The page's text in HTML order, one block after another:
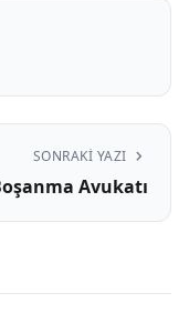
SONRAKI YAZI chevron_right
Avukatı